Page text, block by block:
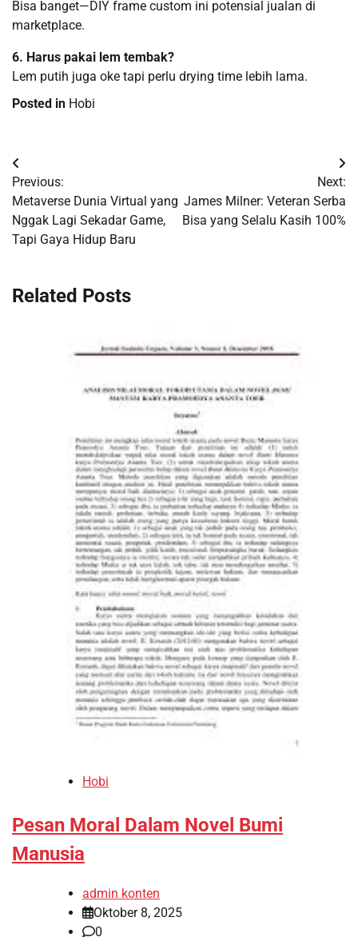
Bisa banget—DIY frame custom ini potensial jualan di
marketplace.
6. Harus pakai lem tembak?
Lem putih juga oke tapi perlu drying time lebih lama.
Posted in Hobi
Navigasi
pos
Previous:
Metaverse Dunia Virtual yang
Nggak Lagi Sekadar Game,
Tapi Gaya Hidup Baru
Next:
James Milner: Veteran Serba
Bisa yang Selalu Kasih 100%
Related Posts
Hobi
Pesan Moral Dalam Novel Bumi
Manusia
admin konten
Oktober 8, 2025
0